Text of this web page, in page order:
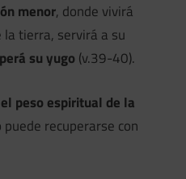
menor, donde vivirá
tierra, servirá a su
su yugo (v.39-40).
el peso espiritual de la
puede recuperarse con